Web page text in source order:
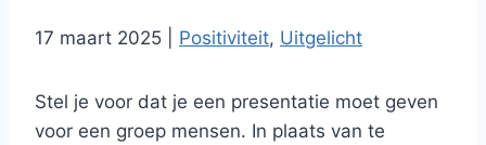
17 maart 2025 Positiviteit, Uitgelicht
Stel je voor dat je een presentatie moet geven
voor een groep mensen. In plaats van te